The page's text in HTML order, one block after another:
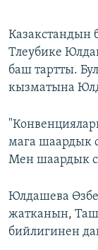
Казакстандын
Тлеубике
баш тартты.
кызматына
мага шаардык
Мен шаардык
Юлдашева
жатканын,
бийлигинен